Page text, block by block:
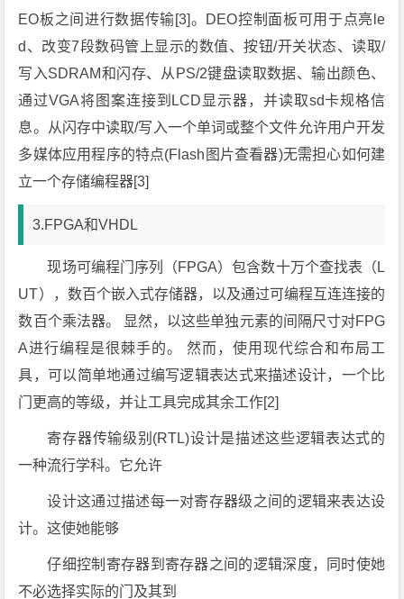
EO板之间进行数据传输[3]。DEO控制面板可用于点亮le
d、改变7段数码管上显示的数值、按钮/开关状态、读取/
写入SDRAM和闪存、从PS/2键盘读取数据、输出颜色、
通过VGA将图案连接到LCD显示器，并读取sd卡规格信
息。从闪存中读取/写入一个单词或整个文件允许用户开发
多媒体应用程序的特点(Flash图片查看器)无需担心如何建
立一个存储编程器[3]
3.FPGA和VHDL
现场可编程门序列（FPGA）包含数十万个查找表（L
UT），数百个嵌入式存储器，以及通过可编程互连连接的
数百个乘法器。 显然，以这些单独元素的间隔尺寸对FPG
A进行编程是很棘手的。 然而，使用现代综合和布局工
具，可以简单地通过编写逻辑表达式来描述设计，一个比
门更高的等级，并让工具完成其余工作[2]
寄存器传输级别(RTL)设计是描述这些逻辑表达式的
一种流行学科。它允许
设计这通过描述每一对寄存器级之间的逻辑来表达设
计。这使她能够
仔细控制寄存器到寄存器之间的逻辑深度，同时使她
不必选择实际的门及其到